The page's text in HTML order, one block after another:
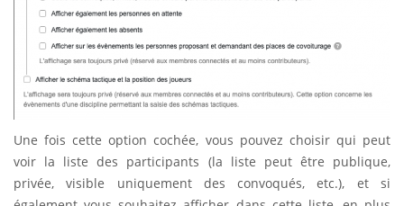
Une fois cette option cochée, vous pouvez choisir qui peut
voir la liste des participants (la liste peut être publique,
privée, visible uniquement des convoqués, etc.), et si